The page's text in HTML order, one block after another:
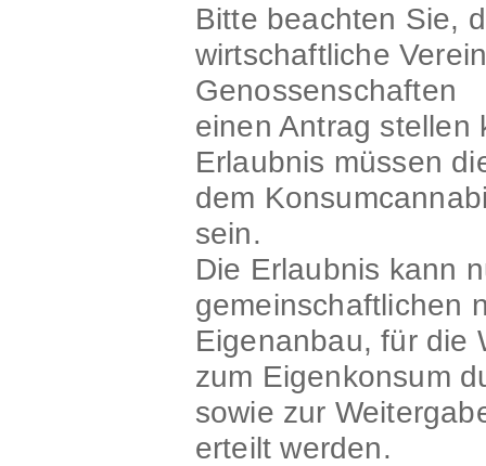
Bitte beachten Sie,
wirtschaftliche
Genossenschaften
einen Antrag stellen
Erlaubnis müssen
dem
sein.
Die Erlaubnis kann
gemeinschaftlichen
Eigenanbau, für die
zum Eigenkonsum
sowie zur
erteilt werden.